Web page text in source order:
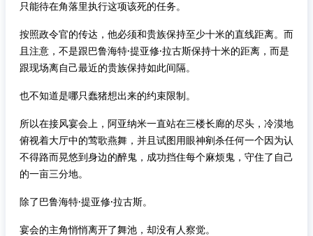
只能待在角落里执行这项该死的任务。
按照政令官的传达，他必须和贵族保持至少十米的直线距离。而
且注意，不是跟巴鲁海特·提亚修·拉古斯保持十米的距离，而是
跟现场离自己最近的贵族保持如此间隔。
也不知道是哪只蠢猪想出来的约束限制。
所以在接风宴会上，阿亚纳米一直站在三楼长廊的尽头，冷漠地
俯视着大厅中的莺歌燕舞，并且试图用眼神剜杀任何一个因为认
不得路而晃悠到身边的醉鬼，成功挡住每个麻烦鬼，守住了自己
的一亩三分地。
除了巴鲁海特·提亚修·拉古斯。
宴会的主角悄悄离开了舞池，却没有人察觉。